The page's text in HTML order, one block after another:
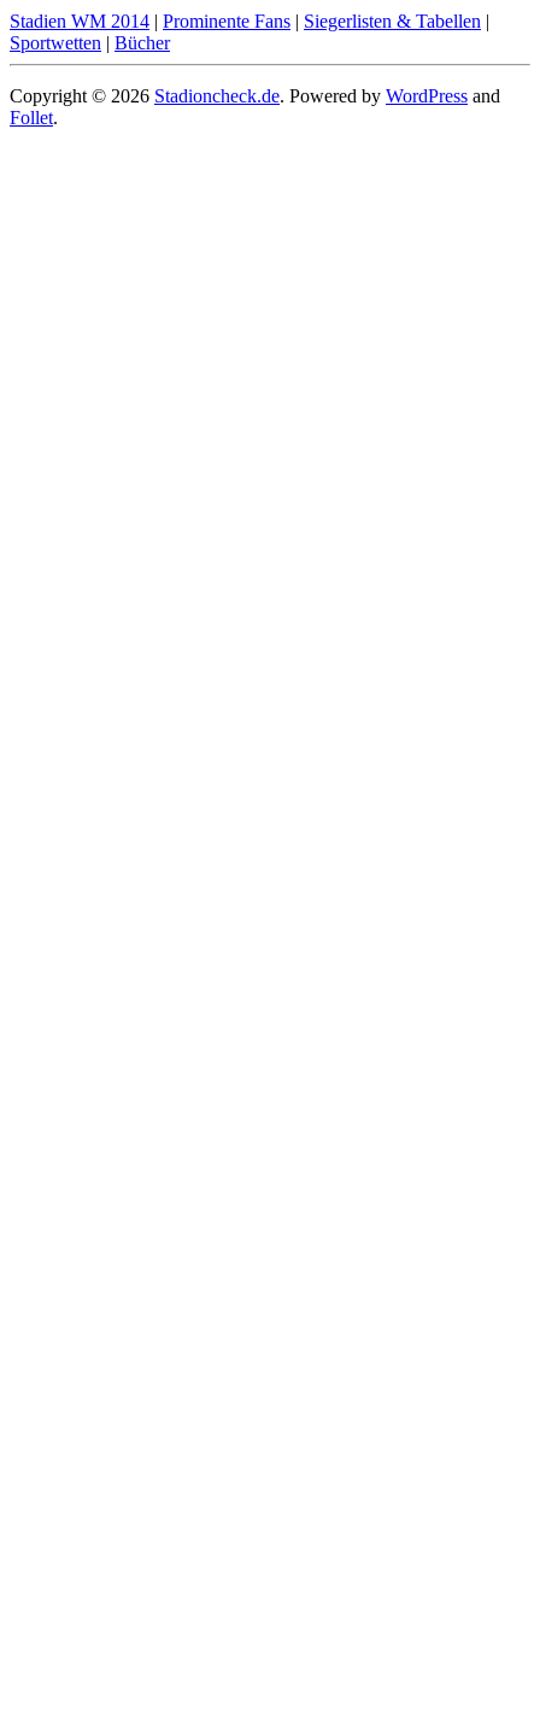
Stadien WM 2014 | Prominente Fans | Siegerlisten & Tabellen |
Sportwetten | Bücher
Copyright © 2026 Stadioncheck.de. Powered by WordPress and
Follet.